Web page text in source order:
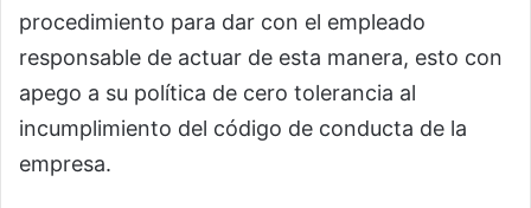
procedimiento para dar con el empleado
responsable de actuar de esta manera, esto con
apego a su política de cero tolerancia al
incumplimiento del código de conducta de la
empresa.